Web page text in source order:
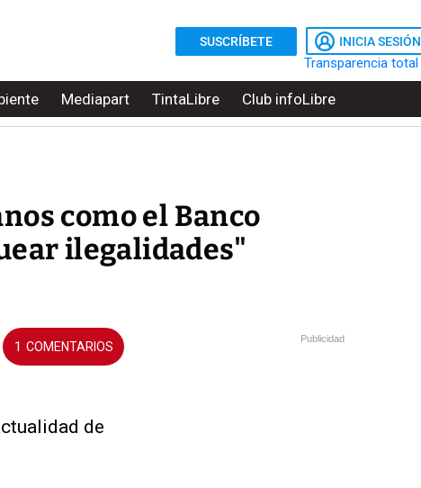
SUSCRÍBETE INICIA SESIÓN
Transparencia total
Mediapart TintaLibre Club infoLibre
como el Banco
ilegalidades"
1
de
Publicidad